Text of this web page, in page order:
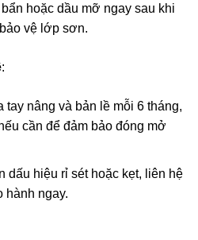
hoặc dầu mỡ ngay sau khi
vệ lớp sơn.
:
tay nâng và bản lề mỗi 6 tháng,
cần để đảm bảo đóng mở
dấu hiệu rỉ sét hoặc kẹt, liên hệ
hành ngay.